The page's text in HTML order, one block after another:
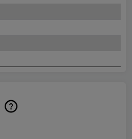
Cena nie zawiera ewentualnych